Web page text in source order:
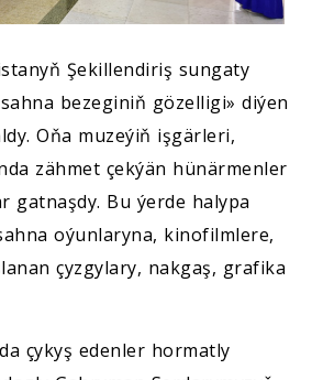
Şekillendiriş sungaty
bezeginiň gözelligi» diýen
Oňa muzeýiň işgärleri,
zähmet çekýän hünärmenler
gatnaşdy. Bu ýerde halypa
oýunlaryna, kinofilmlere,
çyzgylary, nakgaş, grafika
çykyş edenler hormatly